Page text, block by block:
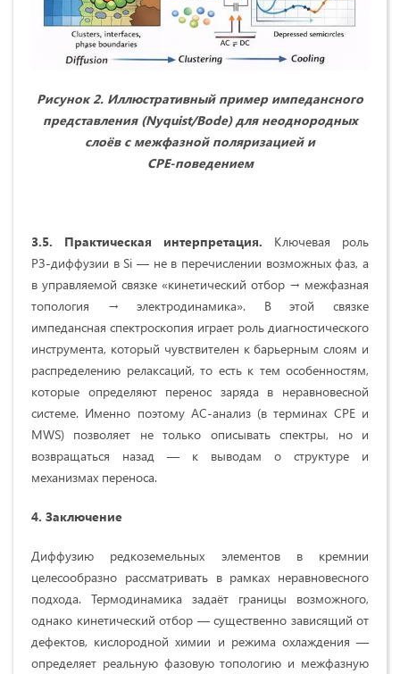
Рисунок 2. Иллюстративный пример импедансного
представления (Nyquist/Bode) для неоднородных
слоёв с межфазной поляризацией и
CPE‑поведением
3.5. Практическая интерпретация. Ключевая роль
РЗ‑диффузии в Si — не в перечислении возможных фаз, а
в управляемой связке «кинетический отбор → межфазная
топология → электродинамика». В этой связке
импедансная спектроскопия играет роль диагностического
инструмента, который чувствителен к барьерным слоям и
распределению релаксаций, то есть к тем особенностям,
которые определяют перенос заряда в неравновесной
системе. Именно поэтому AC‑анализ (в терминах CPE и
MWS) позволяет не только описывать спектры, но и
возвращаться назад — к выводам о структуре и
механизмах переноса.
4. Заключение
Диффузию редкоземельных элементов в кремнии
целесообразно рассматривать в рамках неравновесного
подхода. Термодинамика задаёт границы возможного,
однако кинетический отбор — существенно зависящий от
дефектов, кислородной химии и режима охлаждения —
определяет реальную фазовую топологию и межфазную